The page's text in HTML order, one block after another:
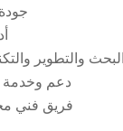
3).البحث والتطوير
4). دعم
5). فريق